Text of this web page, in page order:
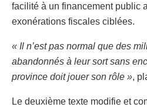
facilité à un financement public
exonérations fiscales ciblées.
« Il n’est pas normal que des
abandonnés à leur sort sans
province doit jouer son rôle »,
Le deuxième texte modifie et